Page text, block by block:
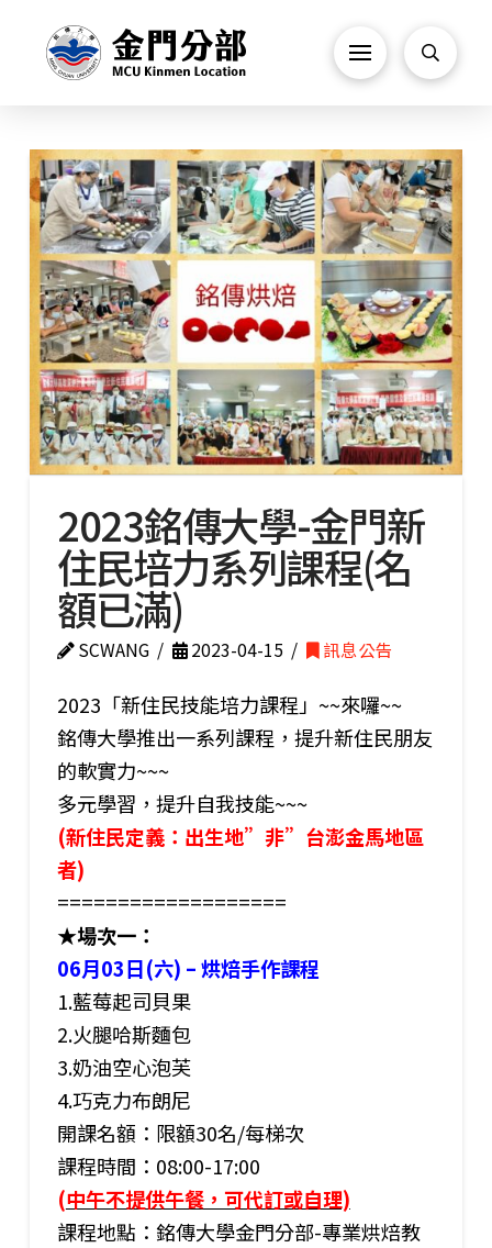
2023銘傳大學-金門新
住民培力系列課程(名
額已滿)
SCWANG 2023-04-15 訊息公告
2023「新住民技能培力課程」~~來囉~~
銘傳大學推出一系列課程，提升新住民朋友
的軟實力~~~
多元學習，提升自我技能~~~
(新住民定義：出生地”非”台澎金馬地區
者)
===================
★場次一：
06月03日(六) – 烘焙手作課程
1.藍莓起司貝果
2.火腿哈斯麵包
3.奶油空心泡芙
4.巧克力布朗尼
開課名額：限額30名/每梯次
課程時間：08:00-17:00
(中午不提供午餐，可代訂或自理)
課程地點：銘傳大學金門分部-專業烘焙教